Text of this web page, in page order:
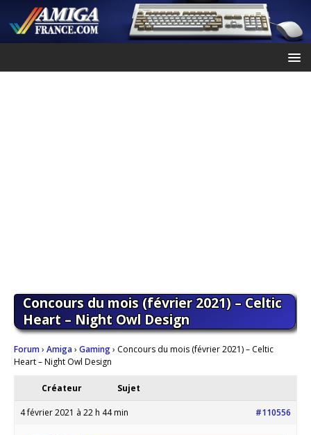
Concours du mois (février 2021) – Celtic
Heart – Night Owl Design
Forum› Amiga› Gaming› Concours du mois (février 2021) – Celtic
Heart – Night Owl Design
Créateur Sujet
4 février 2021 à 22 h 44 min #110556